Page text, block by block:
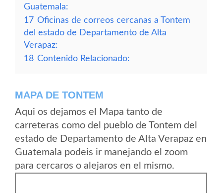
Guatemala:
17 Oficinas de correos cercanas a Tontem
del estado de Departamento de Alta
Verapaz:
18 Contenido Relacionado:
MAPA DE TONTEM
Aqui os dejamos el Mapa tanto de
carreteras como del pueblo de Tontem del
estado de Departamento de Alta Verapaz en
Guatemala podeis ir manejando el zoom
para cercaros o alejaros en el mismo.